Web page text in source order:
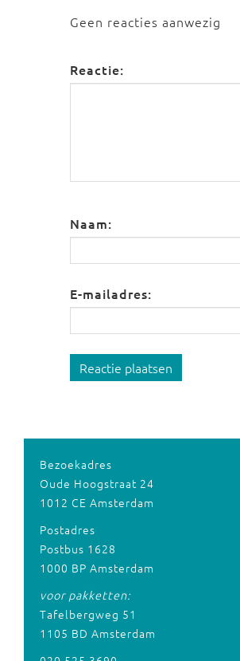
Geen reacties aanwezig
Reactie:
Naam:
E-mailadres:
Reactie plaatsen
Bezoekadres
Oude Hoogstraat 24
1012 CE Amsterdam
Postadres
Postbus 1628
1000 BP Amsterdam
voor pakketten:
Tafelbergweg 51
1105 BD Amsterdam